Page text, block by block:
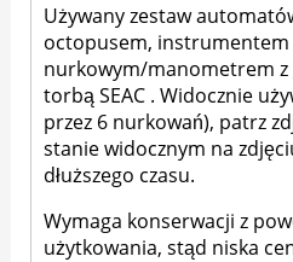
Używany zestaw
octopusem, instrumentem
nurkowym/manometrem z
torbą SEAC . Widocznie
przez 6 nurkowań), patrz
stanie widocznym na
dłuższego czasu.
Wymaga konserwacji z
użytkowania, stąd niska